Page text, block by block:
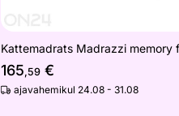
Kattemadrats Madrazzi memory
165,59 €
ajavahemikul 24.08 - 31.08